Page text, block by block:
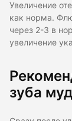
Увеличение
как норма.
через 2-3 в
увеличение
зуба